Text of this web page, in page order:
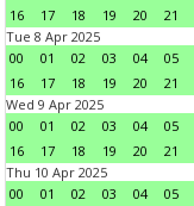
16
17 18 19 20 21
Tue 8 Apr 2025
00
01 02 03 04 05
16
17 18 19 20 21
Wed 9 Apr 2025
00
01 02 03 04 05
16
17 18 19 20 21
Thu 10 Apr 2025
00
01 02 03 04 05